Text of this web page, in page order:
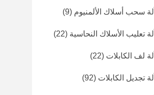
آلة سحب أسلاك الألمنيوم (9)
آلة تعليب الأسلاك النحاسية (22)
آلة لف الكابلات (22)
آلة تجديل الكابلات (92)